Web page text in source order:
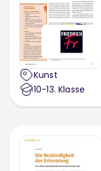
Kunst
10-13. Klasse